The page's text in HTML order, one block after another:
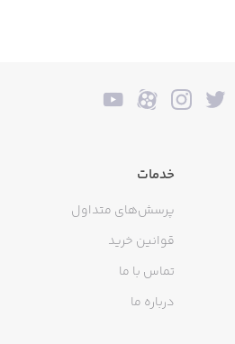
خدمات
پرسش‌های متداول
قوانین خرید
تماس با ما
درباره ما